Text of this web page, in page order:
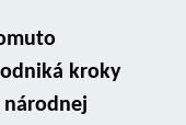
kroky
národnej